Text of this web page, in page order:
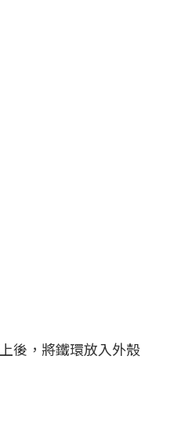
後，將鐵環放入外殼